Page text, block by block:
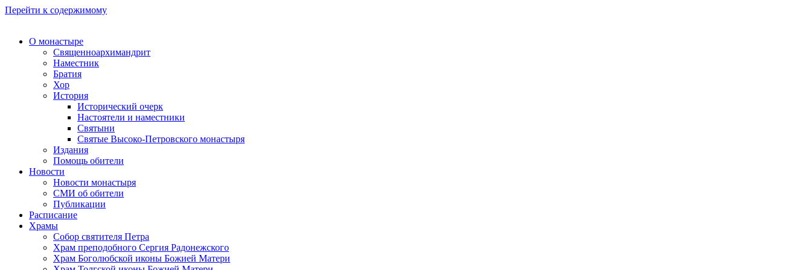
Перейти к содержимому
О монастыре
Священноархимандрит
Наместник
Братия
Хор
История
Исторический очерк
Настоятели и наместники
Святыни
Святые Высоко-Петровского монастыря
Издания
Помощь обители
Новости
Новости монастыря
СМИ об обители
Публикации
Расписание
Храмы
Собор святителя Петра
Храм преподобного Сергия Радонежского
Храм Боголюбской иконы Божией Матери